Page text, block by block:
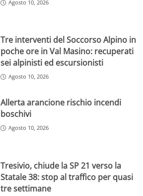
Agosto 10, 2026
Tre interventi del Soccorso Alpino in
poche ore in Val Masino: recuperati
sei alpinisti ed escursionisti
Agosto 10, 2026
Allerta arancione rischio incendi
boschivi
Agosto 10, 2026
Tresivio, chiude la SP 21 verso la
Statale 38: stop al traffico per quasi
tre settimane